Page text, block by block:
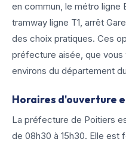
en commun, le métro ligne
tramway ligne T1, arrêt
des choix pratiques. Ces
préfecture aisée, que vous
environs du département
Horaires d'ouverture
La préfecture de Poitiers
de 08h30 à 15h30. Elle